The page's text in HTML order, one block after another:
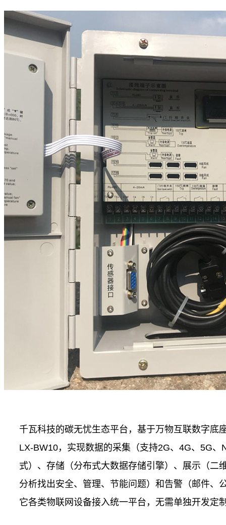
千瓦科技的碳无忧生态平台，基于万物互联数字底
LX-BW10，实现数据的采集（支持2G、4G、5G
式）、存储（分布式大数据存储引擎）、展示（二
分析找出安全、管理、节能问题）和告警（邮件、
它各类物联网设备接入统一平台，无需单独开发定